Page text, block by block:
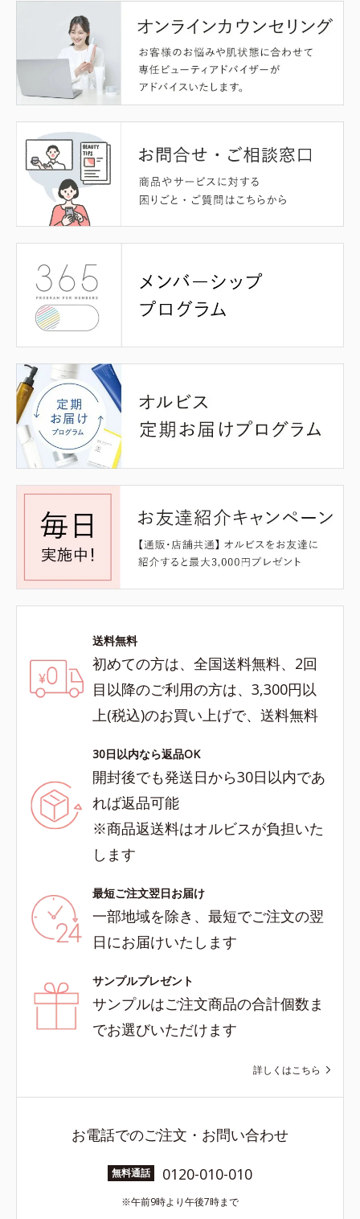
送料無料
初めての方は、全国送料無料、2回
目以降のご利用の方は、3,300円以
上(税込)のお買い上げで、送料無料
30日以内なら返品OK
開封後でも発送日から30日以内であ
れば返品可能
※商品返送料はオルビスが負担いた
します
最短ご注文翌日お届け
一部地域を除き、最短でご注文の翌
日にお届けいたします
サンプルプレゼント
サンプルはご注文商品の合計個数ま
でお選びいただけます
詳しくはこちら
お電話でのご注文・お問い合わせ
無料通話 0120-010-010
午前9時より午後7時まで